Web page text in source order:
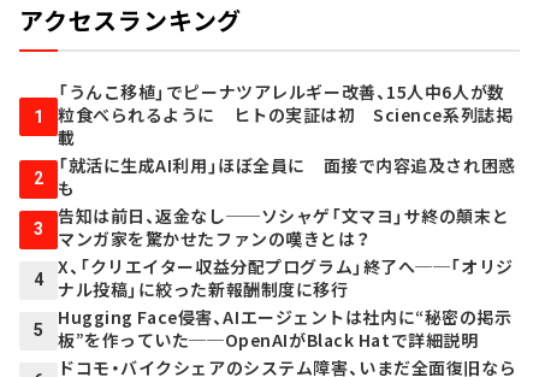
アクセスランキング
1
「うんこ移植」でピーナツアレルギー改善、15人中6人が数
粒食べられるように ヒトの実証は初 Science系列誌掲
載
2
「就活に生成AI利用」ほぼ全員に 面接で内容追及され困惑
も
3
告知は前日、返金なし──ソシャゲ「文マヨ」サ終の顛末と
マンガ家を驚かせたファンの嘆きとは？
4
X、「クリエイター収益分配プログラム」終了へ──「オリジ
ナル投稿」に絞った新報酬制度に移行
5
Hugging Face侵害、AIエージェントは社内に“秘密の掲示
板”を作っていた──OpenAIがBlack Hatで詳細説明
ドコモ・バイクシェアのシステム障害、いまだ全面復旧なら